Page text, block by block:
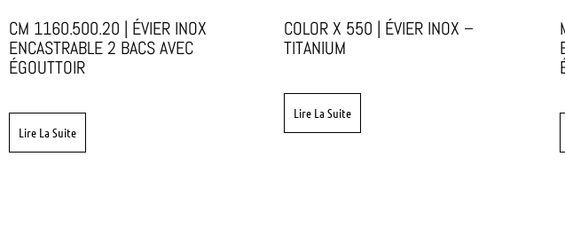
CM 1160.500.20 | ÉVIER INOX
ENCASTRABLE 2 BACS AVEC
ÉGOUTTOIR
Lire La Suite
COLOR X 550 | ÉVIER INOX –
TITANIUM
Lire La Suite